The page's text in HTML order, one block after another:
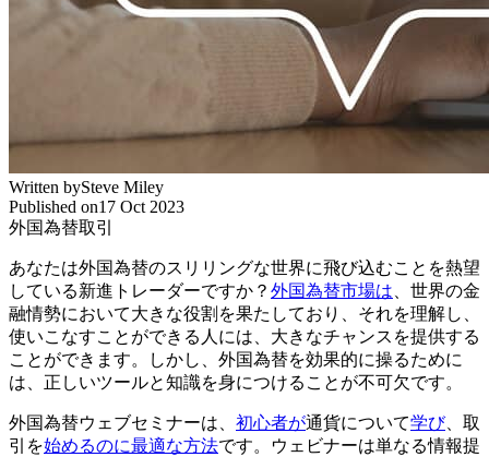
Written bySteve Miley
Published on17 Oct 2023
外国為替取引
あなたは外国為替のスリリングな世界に飛び込むことを熱望
している新進トレーダーですか？ 外国為替市場は、世界の金
融情勢において大きな役割を果たしており、それを理解し、
使いこなすことができる人には、大きなチャンスを提供する
ことができます。しかし、外国為替を効果的に操るために
は、正しいツールと知識を身につけることが不可欠です。
外国為替ウェブセミナーは、 初心者が通貨について学び、取
引を始めるのに最適な方法です。ウェビナーは単なる情報提